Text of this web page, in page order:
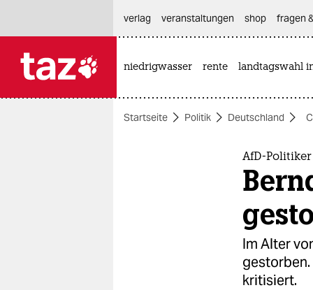
themen
verlag
veranstaltungen shop fragen
niedrigwasser rente landtagswahl
Startseite Politik Deutschland
AfD-
Im Alter
kritisiert.